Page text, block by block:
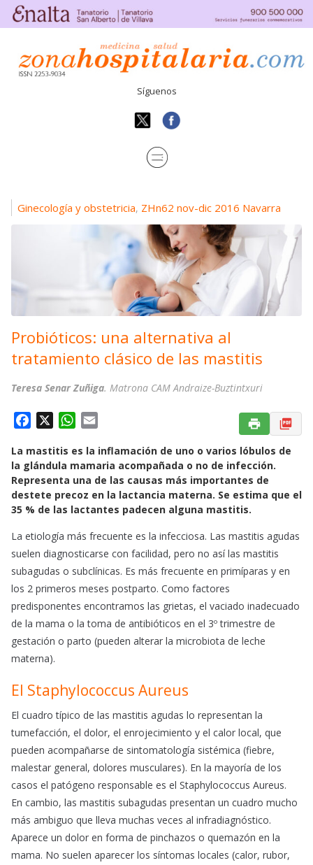
Síguenos
Ginecología y obstetricia, ZHn62 nov-dic 2016 Navarra
Probióticos: una alternativa al
tratamiento clásico de las mastitis
Teresa Senar Zuñiga. Matrona CAM Andraize-Buztintxuri
c
e
b
o
k
W
a
t
s
A
p
a
i
l
La mastitis es la inflamación de uno o varios lóbulos de
la glándula mamaria acompañada o no de infección.
Representa una de las causas más importantes de
destete precoz en la lactancia materna. Se estima que el
35 % de las lactantes padecen alguna mastitis.
La etiología más frecuente es la infecciosa. Las mastitis agudas
suelen diagnosticarse con facilidad, pero no así las mastitis
subagudas o subclínicas. Es más frecuente en primíparas y en
los 2 primeros meses postparto. Como factores
predisponentes encontramos las grietas, el vaciado inadecuado
de la mama o la toma de antibióticos en el 3º trimestre de
gestación o parto (pueden alterar la microbiota de leche
materna).
El Staphylococcus Aureus
El cuadro típico de las mastitis agudas lo representan la
tumefacción, el dolor, el enrojecimiento y el calor local, que
pueden acompañarse de sintomatología sistémica (fiebre,
malestar general, dolores musculares). En la mayoría de los
casos el patógeno responsable es el Staphylococcus Aureus.
En cambio, las mastitis subagudas presentan un cuadro mucho
más ambiguo que lleva muchas veces al infradiagnóstico.
Aparece un dolor en forma de pinchazos o quemazón en la
mama. No suelen aparecer los síntomas locales (calor, rubor,